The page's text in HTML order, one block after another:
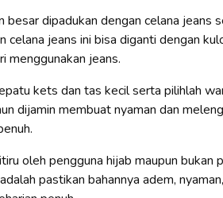
dipadukan dengan celana jeans
celana jeans ini bisa diganti dengan
menggunakan jeans.
kets dan tas kecil serta pilihlah
dijamin membuat nyaman dan
oleh pengguna hijab maupun bukan
pastikan bahannya adem,